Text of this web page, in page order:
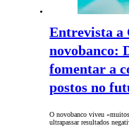
Entrevista a
novobanco:
fomentar a
postos no
O novobanco viveu
ultrapassar resultados